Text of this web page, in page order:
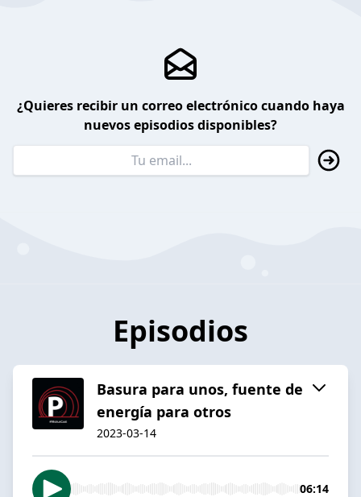
¿Quieres recibir un correo electrónico cuando haya
nuevos episodios disponibles?
Episodios
Basura para unos, fuente de
energía para otros
2023-03-14
06:14